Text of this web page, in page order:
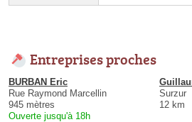
Entreprises proches
BURBAN Eric
Rue Raymond Marcellin
945 mètres
Ouverte jusqu'à 18h
Surzur
12 km